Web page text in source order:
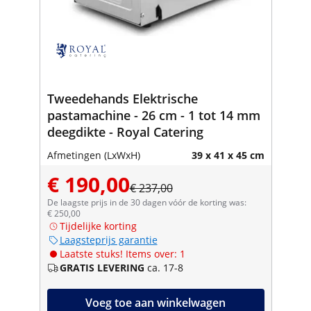
Tweedehands Elektrische
pastamachine - 26 cm - 1 tot 14 mm
deegdikte - Royal Catering
Afmetingen (LxWxH) 39 x 41 x 45 cm
€ 190,00€ 237,00
De laagste prijs in de 30 dagen vóór de korting was:
€ 250,00
Tijdelijke korting
Laagsteprijs garantie
Laatste stuks! Items over: 1
GRATIS LEVERING ca. 17-8
Voeg toe aan winkelwagen